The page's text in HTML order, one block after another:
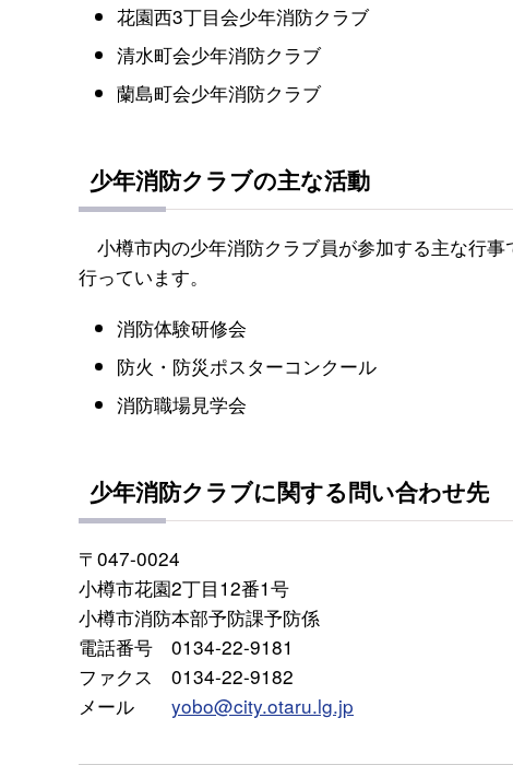
花園西3丁目会少年消防クラブ
清水町会少年消防クラブ
蘭島町会少年消防クラブ
少年消防クラブの主な活動
小樽市内の少年消防クラブ員が参加する主な行
行っています。
消防体験研修会
防火・防災ポスターコンクール
消防職場見学会
少年消防クラブに関する問い合わせ先
〒047-0024
小樽市花園2丁目12番1号
小樽市消防本部予防課予防係
電話番号 0134-22-9181
ファクス 0134-22-9182
メール yobo@city.otaru.lg.jp